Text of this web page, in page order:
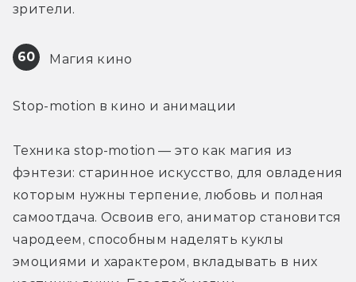
зрители.
60 Магия кино
Stop-motion в кино и анимации
Техника stop-motion — это как магия из
фэнтези: старинное искусство, для овладения
которым нужны терпение, любовь и полная
самоотдача. Освоив его, аниматор становится
чародеем, способным наделять куклы
эмоциями и характером, вкладывать в них